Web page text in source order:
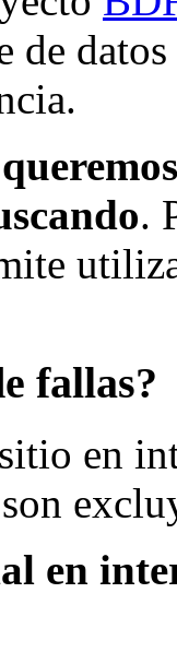
de
.
fallas?
en
en